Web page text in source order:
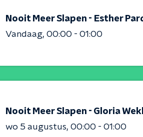
Nooit Meer Slapen - Esther
Vandaag 00:00 - 01:00
Nooit Meer Slapen - Gloria
wo 5 augustus 00:00 - 01:00